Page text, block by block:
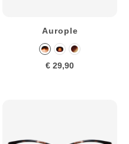
Aurople
€ 29,90